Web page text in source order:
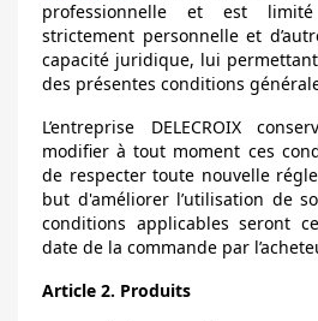
professionnelle et est
strictement personnelle et
capacité juridique, lui
des présentes conditions
L’entreprise DELECROIX
modifier à tout moment ces
de respecter toute nouvelle
but d'améliorer l’utilisation de
conditions applicables seront
date de la commande par
Article 2. Produits